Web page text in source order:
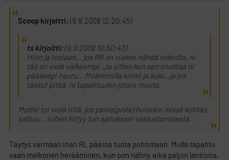
Scoop kirjoitti: (9.9.2008 12:20:45)
ts kirjoitti:(9.9.2008 10:50:43)
Hiito ja tosiaan… jos RR on viakee nähdä videolta, ni
tää on vielä vaikeempi. Ja sitten kun sen oivaltaa ni
pääseepi nauru… Molemmilla kiinni ja auki…ja jos
tassut pitää, ni tapahtuukin jotain muuta.
Muttei toi vielä riitä, jos paino(piste) huitelee missä kohtaa
sattuu… siihen liittyy tuo ajatukseni vastustamisesta..
Täytys varmaan ihan RL päästä tuota pohtimaan. Mulla tapahtu
vaan melkonen herääminen, kun oon nähny aika paljon lantioita,